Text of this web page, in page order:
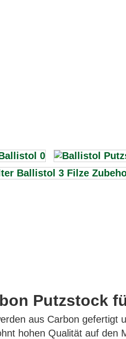
Putzstock
aus Carbon gefertigt
hohen Qualität auf